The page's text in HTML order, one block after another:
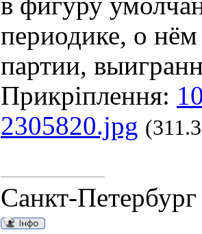
периодике, о
партии,
Прикріплення:
2305820.jpg
Санкт-Петербург